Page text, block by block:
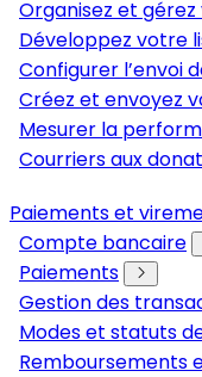
Organisez et
Développez votre
Configurer l’envoi
Créez et envoyez
Mesurer la
Courriers aux
Paiements et
Compte bancaire
Paiements
Gestion des
Modes et statuts
Remboursements